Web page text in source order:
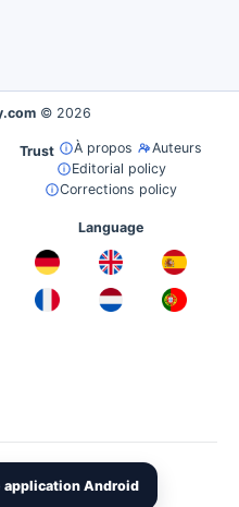
© 2026
Trust À propos
Auteurs
Editorial policy
Corrections policy
Language
application Android